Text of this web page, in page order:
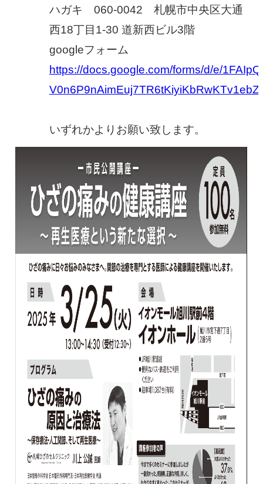
お知らせ 採用情報 コラム
予約フォーム
0120-117-560
電話受付時間：月〜金／9:00〜16:30（土日祝休）
ハガキ 060-0042 札幌市中央区大通
西18丁目1-30 道新西ビル3階
googleフォーム
https://docs.google.com/forms/d/e/
いずれかよりお願い致します。